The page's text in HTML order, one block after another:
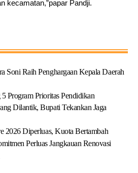
kecamatan,”papar Pandji.
Soni Raih Penghargaan Kepala Daerah
Program Prioritas Pendidikan
Dilantik, Bupati Tekankan Jaga
2026 Diperluas, Kuota Bertambah
Perluas Jangkauan Renovasi